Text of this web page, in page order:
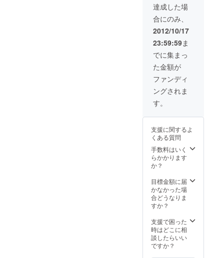
達成した場
合にのみ、
2012/10/17
23:59:59ま
でに集まっ
た金額が
ファンディ
ングされま
す。
支援に関するよ
くある質問
手数料はいく
らかかります
か？
目標金額に届
かなかった場
合どうなりま
すか？
支援で困った
時はどこに相
談したらいい
ですか？